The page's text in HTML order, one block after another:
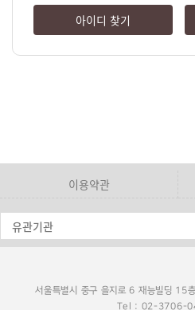
아이디 찾기
이용약관
서울특별시 중구 을지로 6 재능빌딩 15
Tel : 02-3706-